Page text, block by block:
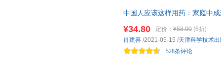
中国人应该这样用药：家庭中
的家庭中成药使用指南。小病
¥34.80 定价： ¥58.00 (6折)
528条评论
肖建喜 /2021-05-15 /天津科学技术